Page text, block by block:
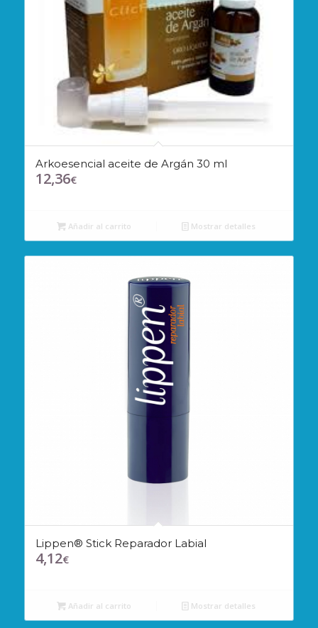
Arkoesencial aceite de Argán 30 ml
12,36€
Añadir al carrito Mostrar detalles
Lippen® Stick Reparador Labial
4,12€
Añadir al carrito Mostrar detalles